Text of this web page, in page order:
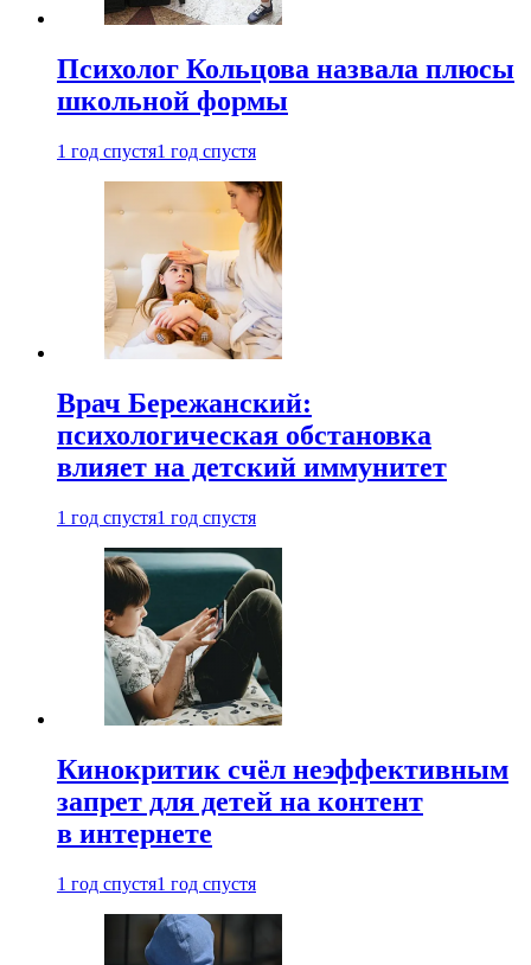
Психолог Кольцова назвала плюсы
школьной формы
1 год спустя1 год спустя
Врач Бережанский:
психологическая обстановка
влияет на детский иммунитет
1 год спустя1 год спустя
Кинокритик счёл неэффективным
запрет для детей на контент
в интернете
1 год спустя1 год спустя